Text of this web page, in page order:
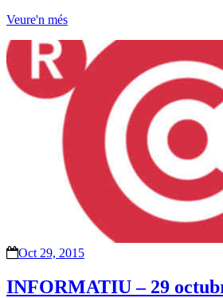
Veure'n més
Oct 29, 2015
INFORMATIU – 29